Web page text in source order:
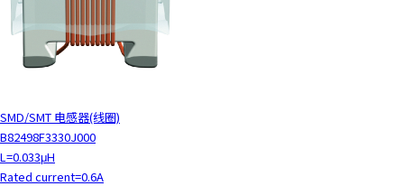
SMD/SMT 电感器(线圈)
B82498F3330J000
L=0.033μH
Rated current=0.6A